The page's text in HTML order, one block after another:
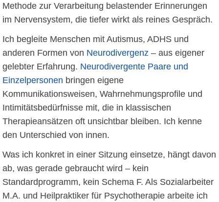
Methode zur Verarbeitung belastender Erinnerungen
im Nervensystem, die tiefer wirkt als reines Gespräch.
Ich begleite Menschen mit Autismus, ADHS und
anderen Formen von Neurodivergenz – aus eigener
gelebter Erfahrung. Neurodivergente Paare und
Einzelpersonen bringen eigene
Kommunikationsweisen, Wahrnehmungsprofile und
Intimitätsbedürfnisse mit, die in klassischen
Therapieansätzen oft unsichtbar bleiben. Ich kenne
den Unterschied von innen.
Was ich konkret in einer Sitzung einsetze, hängt davon
ab, was gerade gebraucht wird – kein
Standardprogramm, kein Schema F. Als Sozialarbeiter
M.A. und Heilpraktiker für Psychotherapie arbeite ich